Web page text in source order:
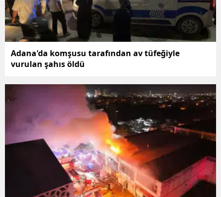
Adana'da komşusu tarafından av tüfeğiyle
vurulan şahıs öldü